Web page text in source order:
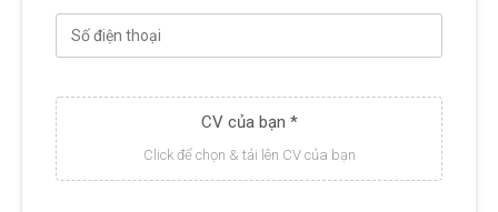
CV của bạn *
Click để chọn & tải lên CV của bạn